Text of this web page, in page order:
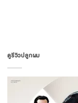
ดูรีวิวปลูกผม